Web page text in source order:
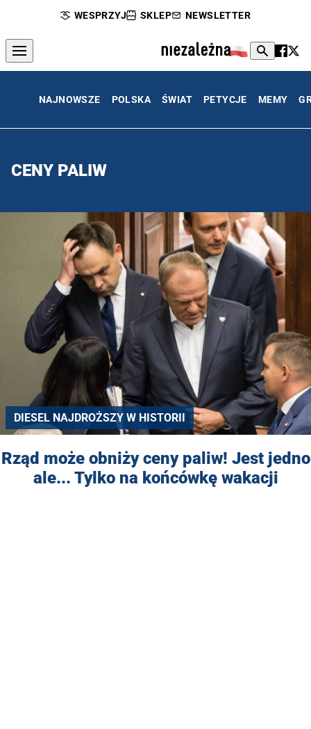
WESPRZYJ SKLEP NEWSLETTER
NAJNOWSZE POLSKA ŚWIAT PETYCJE MEMY
CENY PALIW
DIESEL NAJDROŻSZY W HISTORII
Rząd może obniży ceny paliw! Jest jedno
ale... Tylko na końcówkę wakacji